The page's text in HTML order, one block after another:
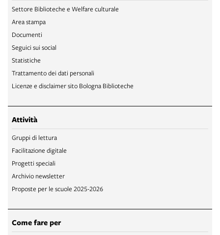
Settore Biblioteche e Welfare culturale
Area stampa
Documenti
Seguici sui social
Statistiche
Trattamento dei dati personali
Licenze e disclaimer sito Bologna Biblioteche
Attività
Gruppi di lettura
Facilitazione digitale
Progetti speciali
Archivio newsletter
Proposte per le scuole 2025-2026
Come fare per